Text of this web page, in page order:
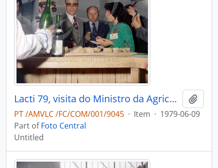
Lacti 79, visita do Ministro da Agricultura e Pescas e do Governador Civil de Aveiro
PT /AMVLC /FC/COM/001/9045 · Item · 1979-06-09
Part ofFoto Central
Untitled